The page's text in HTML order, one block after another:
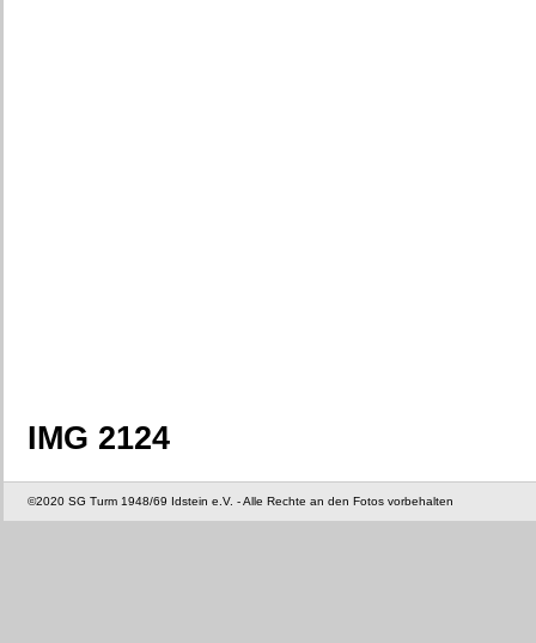
IMG 2124
©2020 SG Turm 1948/69 Idstein e.V. - Alle Rechte an den Fotos vorbehalten